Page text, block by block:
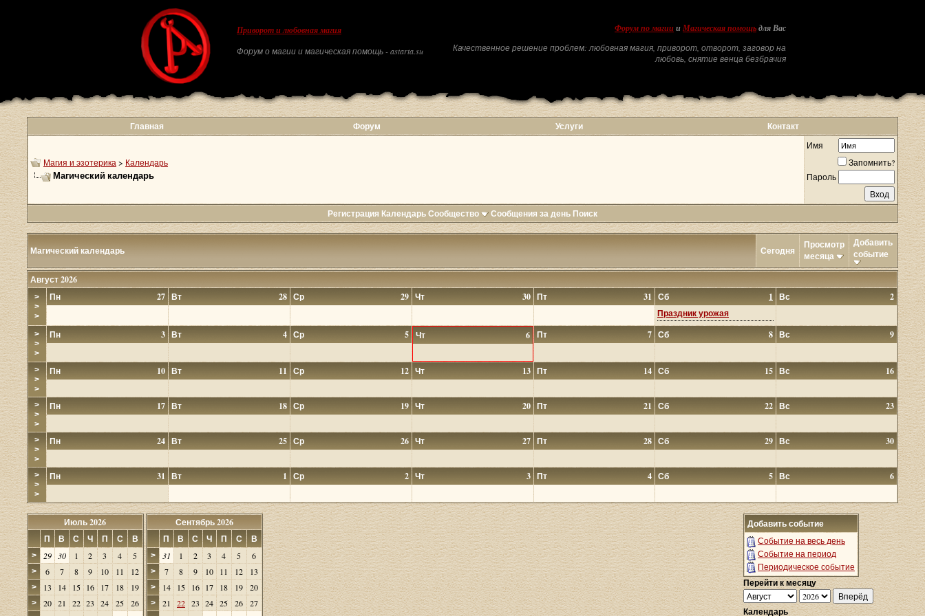
Приворот и любовная магия
Форум о магии и магическая помощь - astarta.su
Форум по магии и Магическая помощь для Вас
Качественное решение проблем: любовная магия, приворот, отворот, заговор на
любовь, снятие венца безбрачия
Главная Форум Услуги Контакт
Магия и эзотерика > Календарь
Магический календарь
Имя
Запомнить?
Пароль
Регистрация КалендарьСообщество Сообщения за день Поиск
Магический календарь Сегодня
Просмотр
месяца
Добавить
событие
Август 2026
>
>
>
27
Пн 28
Вт 29
Ср 30
Чт 31
Пт 1
Сб
Праздник урожая
2
Вс
>
>
>
3
Пн 4
Вт 5
Ср 6
Чт 7
Пт 8
Сб 9
Вс
>
>
>
10
Пн 11
Вт 12
Ср 13
Чт 14
Пт 15
Сб 16
Вс
>
>
>
17
Пн 18
Вт 19
Ср 20
Чт 21
Пт 22
Сб 23
Вс
>
>
>
24
Пн 25
Вт 26
Ср 27
Чт 28
Пт 29
Сб 30
Вс
>
>
>
31
Пн 1
Вт 2
Ср 3
Чт 4
Пт 5
Сб 6
Вс
Июль 2026
П
В С Ч П С В
> 29 30 1 2 3 4 5
> 6 7 8 9 10 11 12
> 13 14 15 16 17 18 19
> 20 21 22 23 24 25 26
Сентябрь 2026
П
В С Ч П С В
> 31 1 2 3 4 5 6
> 7 8 9 10 11 12 13
> 14 15 16 17 18 19 20
> 21 22 23 24 25 26 27
Добавить событие
Событие на весь день
Событие на период
Периодическое событие
Перейти к месяцу
Календарь